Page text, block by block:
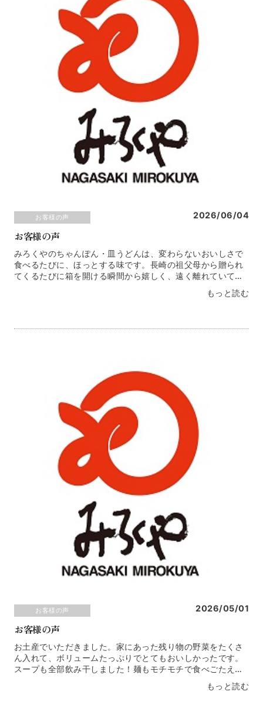
お客様の声 2026/06/04
お客様の声
みろくやのちゃんぽん・皿うどんは、変わらないおいしさで
食べるたびに、ほっとする味です。長崎の祖父母から贈られ
てくるたびに箱を開ける瞬間から嬉しく、遠く離れていても
気持ちがつながっているように感じています。我が家にとっ
もっと読む
お客様の声 2026/05/01
お客様の声
お土産でいただきました。家にあった残り物の野菜をたくさ
ん入れて、ボリュームたっぷりでとてもおいしかったです。
スープも全部飲み干しました！麺もモチモチで食べごたえ
たっぷりでした！！京都府 Ａ・Ｆ様「手軽」というイメー
ジはなかったのですが、インスタントラーメンでは満たされ
もっと読む